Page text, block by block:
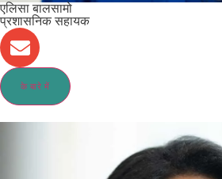
एलिसा बालसामो
प्रशासनिक सहायक
के बारे में